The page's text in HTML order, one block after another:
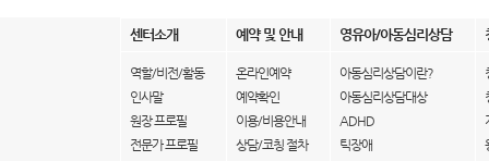
센터소개 예약 및 안내 영유아/아동심리상담
역할/비전/활동
인사말
원장 프로필
전문가 프로필
온라인예약
예약확인
이용/비용안내
상담/코칭 절차
아동심리상담이란?
아동심리상담대상
ADHD
틱장애